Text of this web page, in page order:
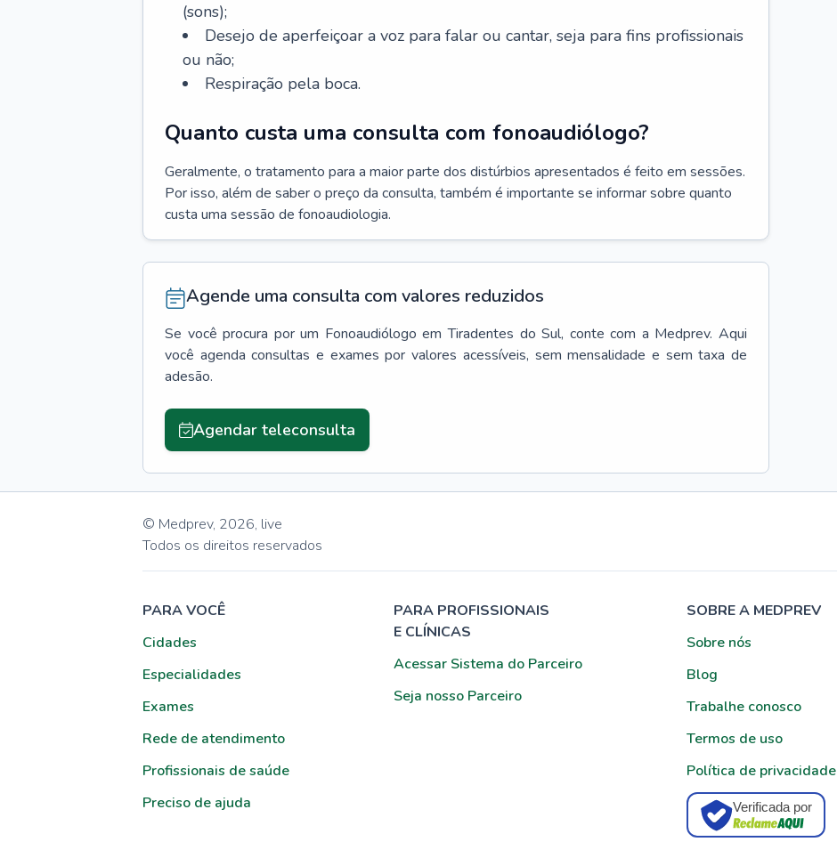
(sons);
Desejo de aperfeiçoar a voz para falar ou cantar, seja para fins profissionais
ou não;
Respiração pela boca.
Quanto custa uma consulta com fonoaudiólogo?
Geralmente, o tratamento para a maior parte dos distúrbios apresentados é feito em sessões.
Por isso, além de saber o preço da consulta, também é importante se informar sobre quanto
custa uma sessão de fonoaudiologia.
Agende uma consulta com valores reduzidos
Se você procura por um Fonoaudiólogo em Tiradentes do Sul, conte com a Medprev. Aqui
você agenda consultas e exames por valores acessíveis, sem mensalidade e sem taxa de
adesão.
Agendar teleconsulta
© Medprev, 2026, live
Todos os direitos reservados
PARA VOCÊ
Cidades
Especialidades
Exames
Rede de atendimento
Profissionais de saúde
Preciso de ajuda
PARA PROFISSIONAIS
E CLÍNICAS
Acessar Sistema do Parceiro
Seja nosso Parceiro
SOBRE A MEDPREV
Sobre nós
Blog
Trabalhe conosco
Termos de uso
Política de privacidade
Verificada por